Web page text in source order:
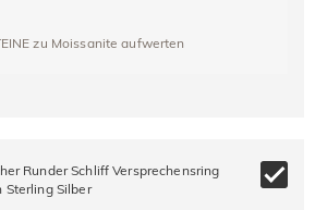
zu Moissanite aufwerten
Runder Schliff Versprechensring
Sterling Silber